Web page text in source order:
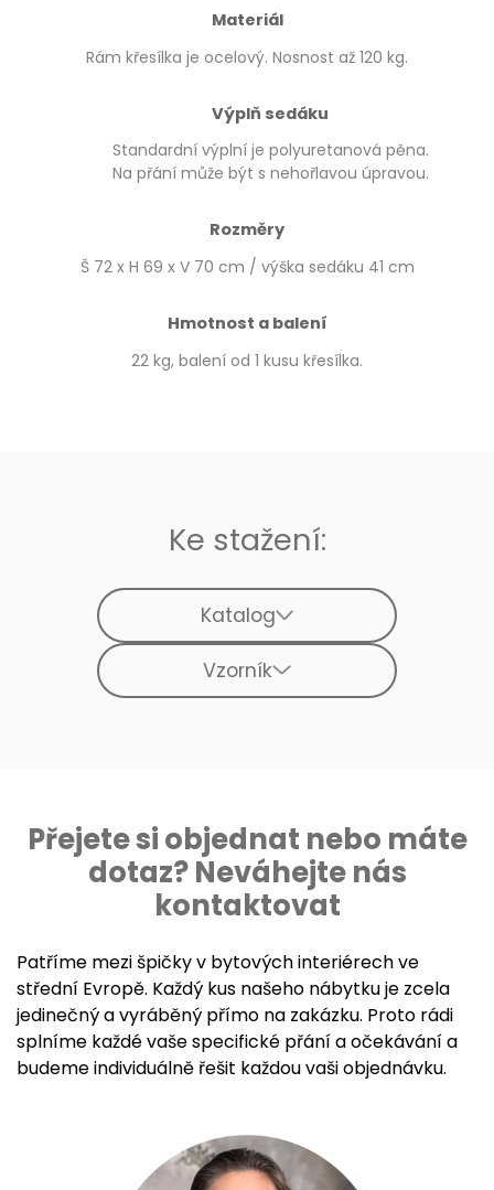
Materiál
Rám křesílka je ocelový. Nosnost až 120 kg.
Výplň sedáku
Standardní výplní je polyuretanová pěna.
Na přání může být s nehořlavou úpravou.
Rozměry
Š 72 x H 69 x V 70 cm / výška sedáku 41 cm
Hmotnost a balení
22 kg, balení od 1 kusu křesílka.
Ke stažení:
Katalog
Vzorník
Přejete si objednat nebo máte
dotaz? Neváhejte nás
kontaktovat
Patříme mezi špičky v bytových interiérech ve
střední Evropě. Každý kus našeho nábytku je zcela
jedinečný a vyráběný přímo na zakázku. Proto rádi
splníme každé vaše specifické přání a očekávání a
budeme individuálně řešit každou vaši objednávku.